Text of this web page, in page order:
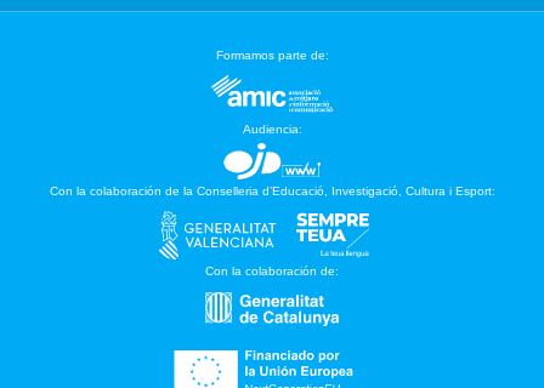
Formamos parte de:
Audiencia:
Con la colaboración de la Conselleria d’Educació, Investigació, Cultura i Esport:
Con la colaboración de: